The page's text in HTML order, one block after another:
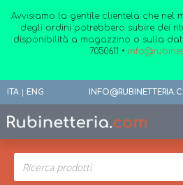
Avvisiamo la gentile clientela che nel
degli ordini potrebbero subire dei
disponibilità a magazzino o sulla
7050611 •
ITA | ENG